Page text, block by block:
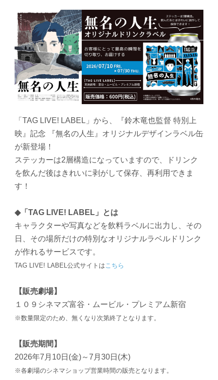
「TAG LIVE! LABEL」から、『鈴木竜也監督 特別上
映』記念 『無名の人生』オリジナルデザインラベル缶
が新登場！
ステッカーは2層構造になっていますので、ドリンク
を飲んだ後はきれいに剥がして保存、再利用できま
す！
◆「TAG LIVE! LABEL」とは
キャラクターや写真などを飲料ラベルに出力し、その
日、その場所だけの特別なオリジナルラベルドリンク
が作れるサービスです。
TAG LIVE! LABEL公式サイトはこちら
【販売劇場】
１０９シネマズ富谷・ムービル・プレミアム新宿
※数量限定のため、無くなり次第終了となります。
【販売期間】
2026年7月10日(金)～7月30日(木)
※各劇場のシネマショップ営業時間の販売となります。